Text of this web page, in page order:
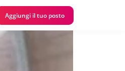
Aggiungi il tuo posto